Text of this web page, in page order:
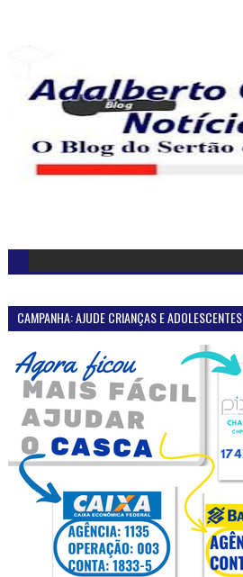
CAMPANHA: AJUDE CRIANÇAS E ADOLESCENTES